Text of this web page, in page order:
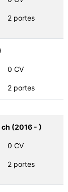
2 portes
0 CV
2 portes
ch (2016 - )
0 CV
2 portes